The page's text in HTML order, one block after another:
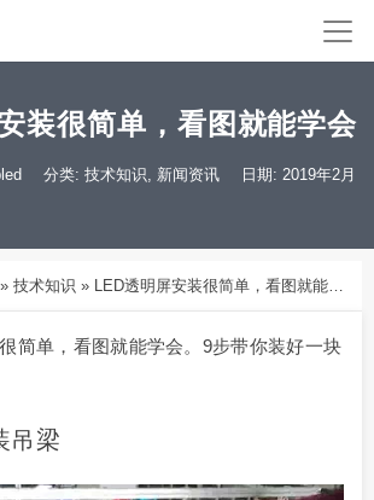
装很简单，看图就能学会
分类: 技术知识, 新闻资讯
日期: 2019年2月
» 技术知识 » LED透明屏安装很简单，看图就能学会
简单，看图就能学会。9步带你装好一块
吊梁